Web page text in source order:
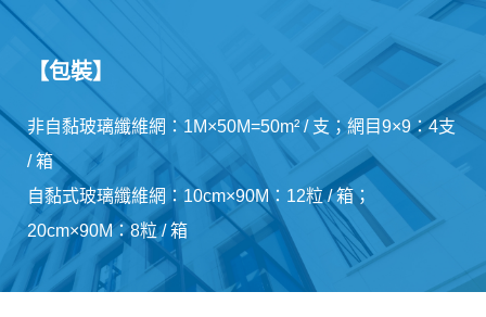
【包裝】
非自黏玻璃纖維網：1M×50M=50m² / 支；網目9×9：4支
/ 箱
自黏式玻璃纖維網：10cm×90M：12粒 / 箱；
20cm×90M：8粒 / 箱